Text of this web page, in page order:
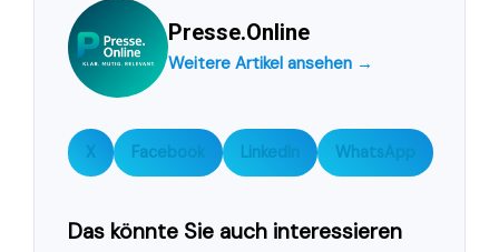
Presse.Online
Weitere Artikel ansehen →
X Facebook LinkedIn WhatsApp
Das könnte Sie auch interessieren